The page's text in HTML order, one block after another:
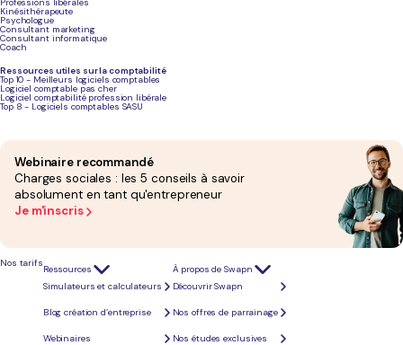
Professions libérales
Kinésithérapeute
Psychologue
Consultant marketing
Consultant informatique
Coach
Ressources utiles sur la comptabilité
Top 10 - Meilleurs logiciels comptables
Logiciel comptable pas cher
Logiciel comptabilité profession libérale
Top 8 - Logiciels comptables SASU
Webinaire recommandé
Charges sociales : les 5 conseils à savoir
absolument en tant qu'entrepreneur
Je m'inscris
Nos tarifs
Ressources
Simulateurs et calculateurs
Blog création d’entreprise
Webinaires
À propos de Swapn
Découvrir Swapn
Nos offres de parrainage
Nos études exclusives
ou non votre statut de micro-entreprise.
La déduction des frais
professionnels en micro-entreprise